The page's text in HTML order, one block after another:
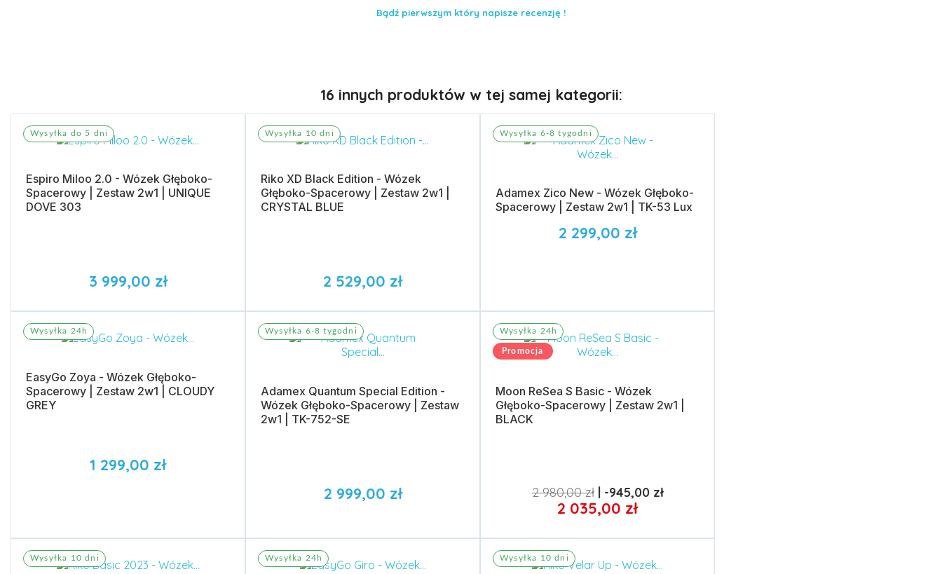
16 innych produktów w tej samej kategorii:
Wysyłka do 5 dni
Espiro Miloo 2.0 - Wózek Głęboko-
Spacerowy | Zestaw 2w1 | UNIQUE
DOVE 303
3 999,00 zł
Dodaj do koszyka
Wysyłka 10 dni
Riko XD Black Edition - Wózek
Głęboko-Spacerowy | Zestaw 2w1 |
CRYSTAL BLUE
2 529,00 zł
Dodaj do koszyka
Wysyłka 6-8 tygodni
Adamex Zico New - Wózek Głęboko-
Spacerowy | Zestaw 2w1 | TK-53 Lux
2 299,00 zł
Dodaj do koszyka
Wysyłka 24h
EasyGo Zoya - Wózek Głęboko-
Spacerowy | Zestaw 2w1 | CLOUDY
GREY
1 299,00 zł
Wysyłka 6-8 tygodni
Adamex Quantum Special Edition -
Wózek Głęboko-Spacerowy | Zestaw
2w1 | TK-752-SE
2 999,00 zł
Wysyłka 24h
Moon ReSea S Basic - Wózek
Głęboko-Spacerowy | Zestaw 2w1 |
BLACK
2 980,00 zł -945,00 zł
2 035,00 zł
Promocja
Dodaj do koszyka
Wysyłka 10 dni Wysyłka 24h Wysyłka 10 dni
Bądź pierwszym który napisze recenzję !